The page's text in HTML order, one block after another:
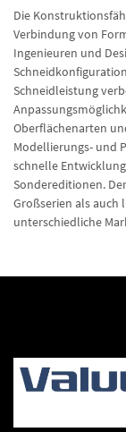
Die
Verbindung von
Ingenieuren und
Schneidleistung
Oberflächenarten
Modellierungs- und
schnelle
Sondereditionen.
Großserien als
unterschiedliche